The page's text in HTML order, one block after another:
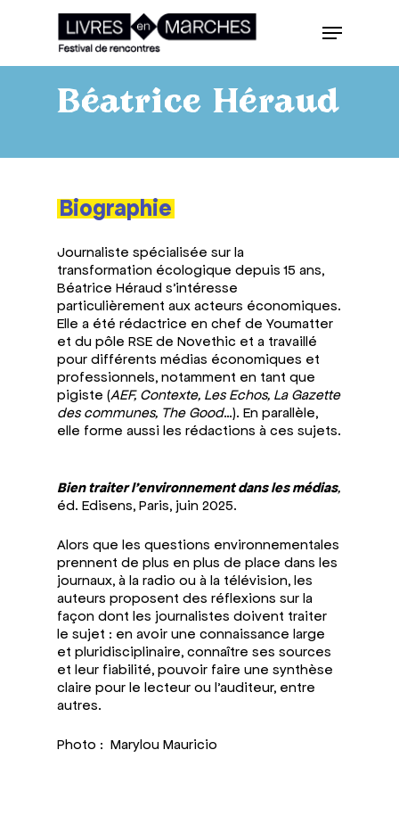
Menu
Béatrice Héraud
Biographie
Journaliste spécialisée sur la
transformation écologique depuis 15 ans,
Béatrice Héraud s’intéresse
particulièrement aux acteurs économiques.
Elle a été rédactrice en chef de Youmatter
et du pôle RSE de Novethic et a travaillé
pour différents médias économiques et
professionnels, notamment en tant que
pigiste (AEF, Contexte, Les Echos, La Gazette
des communes, The Good…). En parallèle,
elle forme aussi les rédactions à ces sujets.
Bien traiter l’environnement dans les médias,
éd. Edisens, Paris, juin 2025.
Alors que les questions environnementales
prennent de plus en plus de place dans les
journaux, à la radio ou à la télévision, les
auteurs proposent des réflexions sur la
façon dont les journalistes doivent traiter
le sujet : en avoir une connaissance large
et pluridisciplinaire, connaître ses sources
et leur fiabilité, pouvoir faire une synthèse
claire pour le lecteur ou l’auditeur, entre
autres.
Photo : Marylou Mauricio
Menu